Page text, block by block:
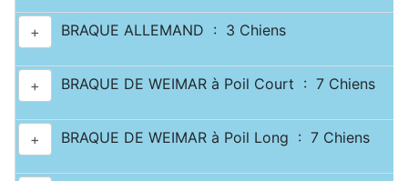
+ BRAQUE ALLEMAND : 3 Chiens
+ BRAQUE DE WEIMAR à Poil Court : 7 Chiens
+ BRAQUE DE WEIMAR à Poil Long : 7 Chiens